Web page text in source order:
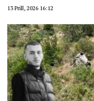
13 Prill, 2026 16:12